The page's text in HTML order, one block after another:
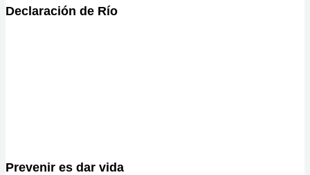
Declaración de Río
Prevenir es dar vida